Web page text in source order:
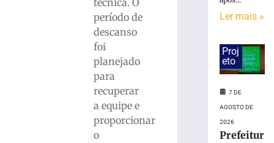
técnica. O
período de
descanso
foi
planejado
para
recuperar
a equipe e
proporcionar
o
Campeonato
Estadual
Ler mais »
Proj
eto
7 DE
AGOSTO DE
2026
Prefeitur